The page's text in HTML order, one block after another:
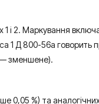
і 2. Маркування
1 Д 800-56а говорить
— зменшене).
0,05 %) та